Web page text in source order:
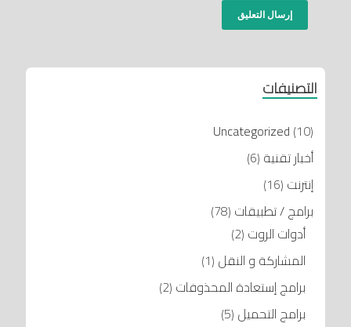
التصنيفات
Uncategorized (10)
أخبار تقنية (6)
إنترنت (16)
برامج / تطبيقات (78)
أدوات الروت (2)
المشاركة و النقل (1)
برامج إستعادة المحذوفات (2)
برامج التحميل (5)